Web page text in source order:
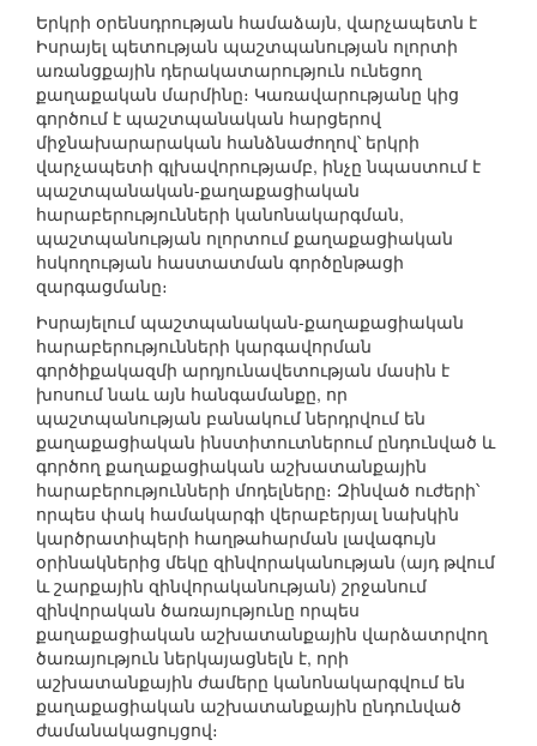
Երկրի օրենսդրության համաձայն, վարչապետն է
Իսրայել պետության պաշտպանության ոլորտի
առանցքային դերակատարություն ունեցող
քաղաքական մարմինը։ Կառավարությանը կից
գործում է պաշտպանական հարցերով
միջնախարարական հանձնաժողով՝ երկրի
վարչապետի գլխավորությամբ, ինչը նպաստում է
պաշտպանական-քաղաքացիական
հարաբերությունների կանոնակարգման,
պաշտպանության ոլորտում քաղաքացիական
հսկողության հաստատման գործընթացի
զարգացմանը։
Իսրայելում պաշտպանական-քաղաքացիական
հարաբերությունների կարգավորման
գործիքակազմի արդյունավետության մասին է
խոսում նաև այն հանգամանքը, որ
պաշտպանության բանակում ներդրվում են
քաղաքացիական ինստիտուտներում ընդունված և
գործող քաղաքացիական աշխատանքային
հարաբերությունների մոդելները։ Զինված ուժերի՝
որպես փակ համակարգի վերաբերյալ նախկին
կարծրատիպերի հաղթահարման լավագույն
օրինակներից մեկը զինվորականության (այդ թվում
և շարքային զինվորականության) շրջանում
զինվորական ծառայությունը որպես
քաղաքացիական աշխատանքային վարձատրվող
ծառայություն ներկայացնելն է, որի
աշխատանքային ժամերը կանոնակարգվում են
քաղաքացիական աշխատանքային ընդունված
ժամանակացույցով։